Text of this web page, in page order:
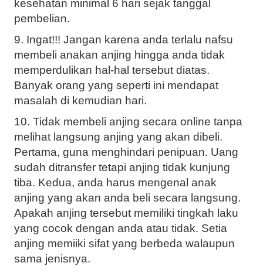
kesehatan minimal 6 hari sejak tanggal
pembelian.
9. Ingat!!! Jangan karena anda terlalu nafsu
membeli anakan anjing hingga anda tidak
memperdulikan hal-hal tersebut diatas.
Banyak orang yang seperti ini mendapat
masalah di kemudian hari.
10. Tidak membeli anjing secara online tanpa
melihat langsung anjing yang akan dibeli.
Pertama, guna menghindari penipuan. Uang
sudah ditransfer tetapi anjing tidak kunjung
tiba. Kedua, anda harus mengenal anak
anjing yang akan anda beli secara langsung.
Apakah anjing tersebut memiliki tingkah laku
yang cocok dengan anda atau tidak. Setia
anjing memiiki sifat yang berbeda walaupun
sama jenisnya.